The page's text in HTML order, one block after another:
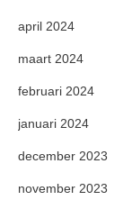
april 2024
maart 2024
februari 2024
januari 2024
december 2023
november 2023